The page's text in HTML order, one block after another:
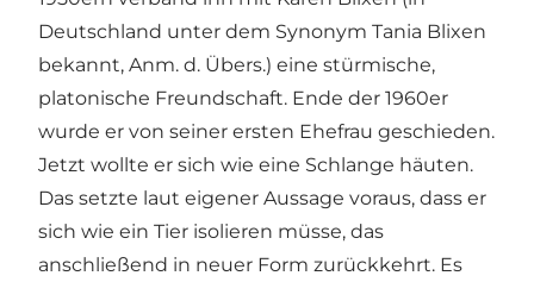
Deutschland unter dem Synonym Tania Blixen
bekannt, Anm. d. Übers.) eine stürmische,
platonische Freundschaft. Ende der 1960er
wurde er von seiner ersten Ehefrau geschieden.
Jetzt wollte er sich wie eine Schlange häuten.
Das setzte laut eigener Aussage voraus, dass er
sich wie ein Tier isolieren müsse, das
anschließend in neuer Form zurückkehrt. Es